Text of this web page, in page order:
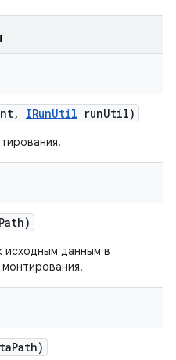
, IRunUtil runUtil)
Path)
исходным данным в
Path)